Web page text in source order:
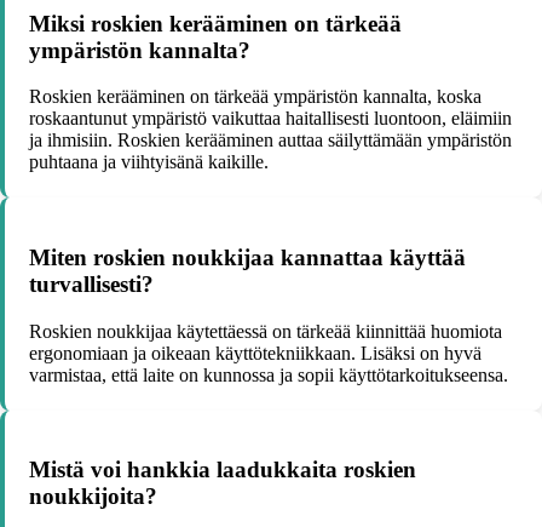
Miksi roskien kerääminen on tärkeää
ympäristön kannalta?
Roskien kerääminen on tärkeää ympäristön kannalta, koska
roskaantunut ympäristö vaikuttaa haitallisesti luontoon, eläimiin
ja ihmisiin. Roskien kerääminen auttaa säilyttämään ympäristön
puhtaana ja viihtyisänä kaikille.
Miten roskien noukkijaa kannattaa käyttää
turvallisesti?
Roskien noukkijaa käytettäessä on tärkeää kiinnittää huomiota
ergonomiaan ja oikeaan käyttötekniikkaan. Lisäksi on hyvä
varmistaa, että laite on kunnossa ja sopii käyttötarkoitukseensa.
Mistä voi hankkia laadukkaita roskien
noukkijoita?